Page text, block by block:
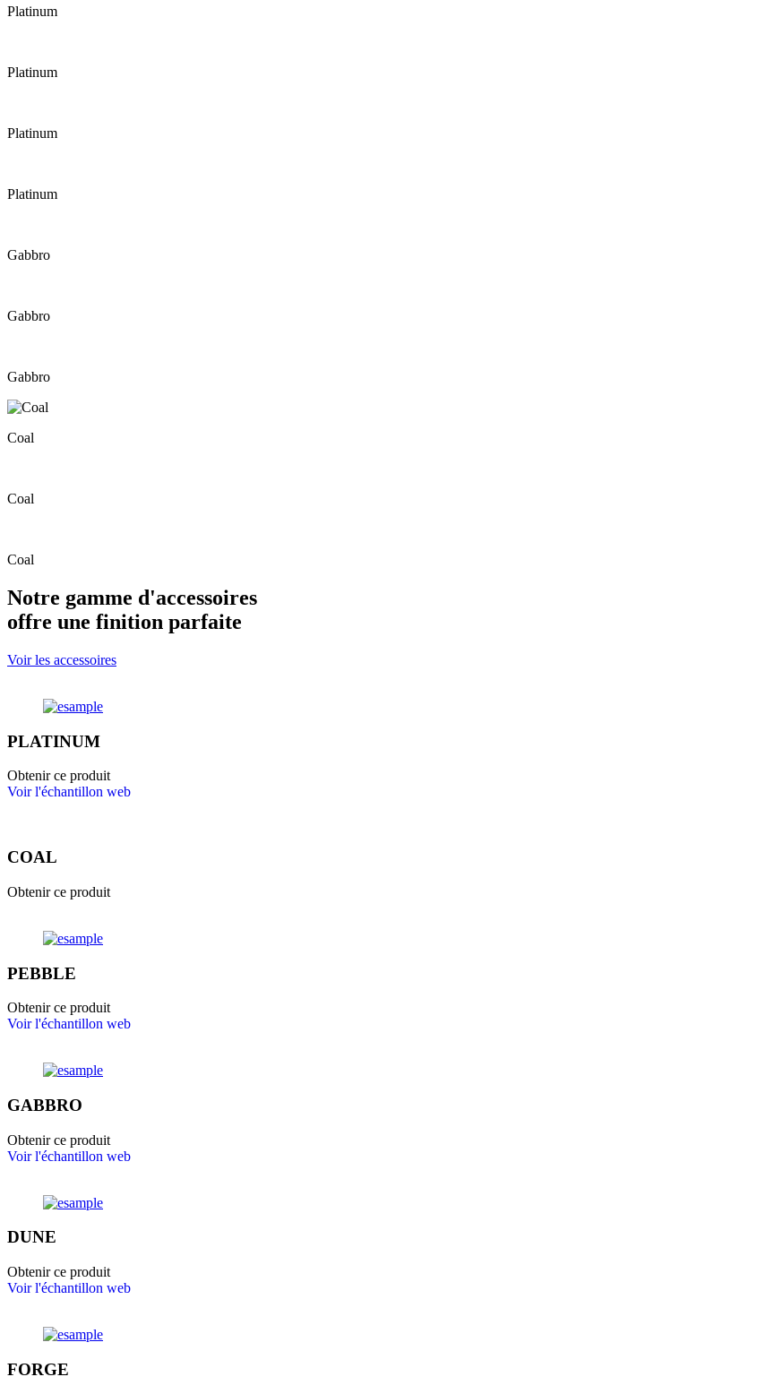
Platinum
Platinum
Platinum
Platinum
Gabbro
Gabbro
Gabbro
Coal
Coal
Coal
Notre gamme d'accessoires
offre une finition parfaite
Voir les accessoires
PLATINUM
Obtenir ce produit
Voir l'échantillon web
COAL
Obtenir ce produit
PEBBLE
Obtenir ce produit
Voir l'échantillon web
GABBRO
Obtenir ce produit
Voir l'échantillon web
DUNE
Obtenir ce produit
Voir l'échantillon web
FORGE